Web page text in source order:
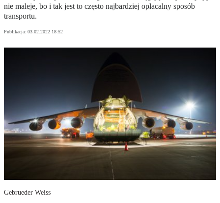
nie maleje, bo i tak jest to często najbardziej opłacalny sposób
transportu.
Publikacja: 03.02.2022 18:52
Gebrueder Weiss